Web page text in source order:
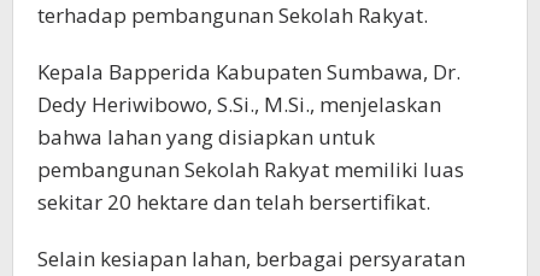
terhadap pembangunan Sekolah Rakyat.
Kepala Bapperida Kabupaten Sumbawa, Dr.
Dedy Heriwibowo, S.Si., M.Si., menjelaskan
bahwa lahan yang disiapkan untuk
pembangunan Sekolah Rakyat memiliki luas
sekitar 20 hektare dan telah bersertifikat.
Selain kesiapan lahan, berbagai persyaratan